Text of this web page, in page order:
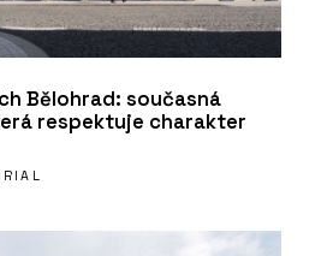
Bělohrad: současná
respektuje charakter